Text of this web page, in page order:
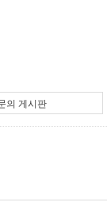
의 게시판